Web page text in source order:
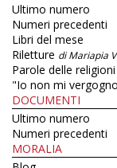
Ultimo numero
Numeri precedenti
Libri del mese
Riletture di Mariapia
Parole delle religioni
"Io non mi
DOCUMENTI
Ultimo numero
Numeri precedenti
MORALIA